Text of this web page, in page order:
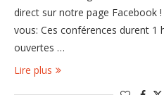
direct sur notre page Facebook
vous: Ces conférences durent
ouvertes …
Lire plus